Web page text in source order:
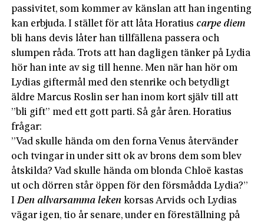
passivitet, som kommer av känslan att han ingenting
kan erbjuda. I stället för att låta Horatius carpe diem
bli hans devis låter han tillfällena passera och
slumpen råda. Trots att han dagligen tänker på Lydia
hör han inte av sig till henne. Men när han hör om
Lydias giftermål med den stenrike och betydligt
äldre Marcus Roslin ser han inom kort själv till att
”bli gift” med ett gott parti. Så går åren. Horatius
frågar:
”Vad skulle hända om den forna Venus återvänder
och tvingar in under sitt ok av brons dem som blev
åtskilda? Vad skulle hända om blonda Chloë kastas
ut och dörren står öppen för den försmådda Lydia?”
IDen allvarsamma leken korsas Arvids och Lydias
vägar igen, tio år senare, under en föreställning på